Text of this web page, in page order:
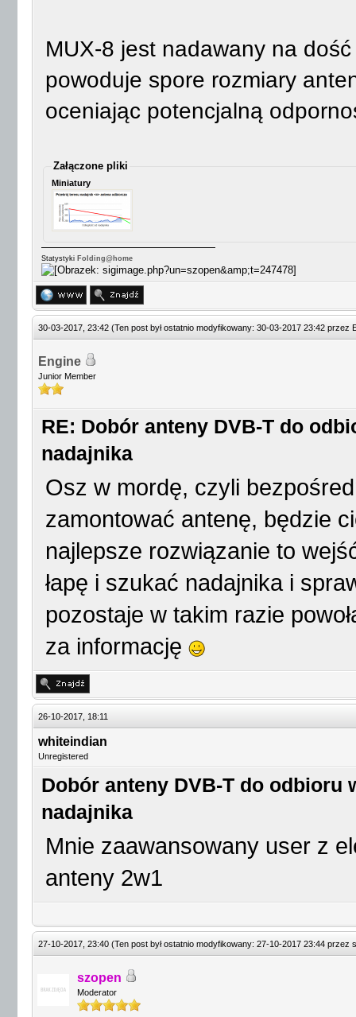
MUX-8 jest nadawany na
powoduje spore rozmiary
oceniając potencjalną
Załączone pliki
Miniatury
Statystyki Folding@home
30-03-2017, 23:42 (Ten post był ostatnio modyfikowany: 30-03-2017 23:42 przez
Engine
Junior Member
RE: Dobór anteny DVB-T do
nadajnika
Osz w mordę, czyli
zamontować antenę, będzie
najlepsze rozwiązanie to
łapę i szukać nadajnika i
pozostaje w takim razie
za informację
26-10-2017, 18:11
whiteindian
Unregistered
Dobór anteny DVB-T do
nadajnika
Mnie zaawansowany user z
anteny 2w1
27-10-2017, 23:40 (Ten post był ostatnio modyfikowany: 27-10-2017 23:44 przez
szopen
Moderator